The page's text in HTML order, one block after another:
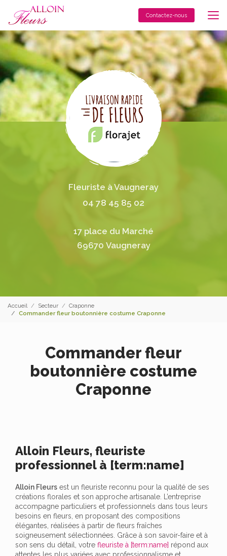
contenu
principal
Contactez-nous
Fleuriste à Vaugneray
04 78 45 85 02
17 place du Marché
69670 Vaugneray
Accueil Secteur
Craponne
Commander fleur boutonnière costume Craponne
Commander fleur
boutonnière costume
Craponne
Alloin Fleurs, fleuriste
professionnel à [term:name]
Alloin Fleurs est un fleuriste reconnu pour la qualité de ses
créations florales et son approche artisanale. L’entreprise
accompagne particuliers et professionnels dans tous leurs
besoins en fleurs, en proposant des compositions
élégantes, réalisées à partir de fleurs fraîches
soigneusement sélectionnées. Grâce à son savoir-faire et à
son sens du détail, votre fleuriste à [term:name] répond aux